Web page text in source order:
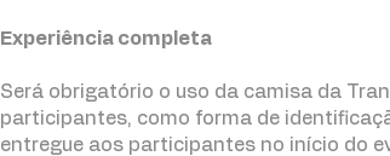
Experiência completa
Será obrigatório o uso da camisa da
participantes, como forma de
entregue aos participantes no início do